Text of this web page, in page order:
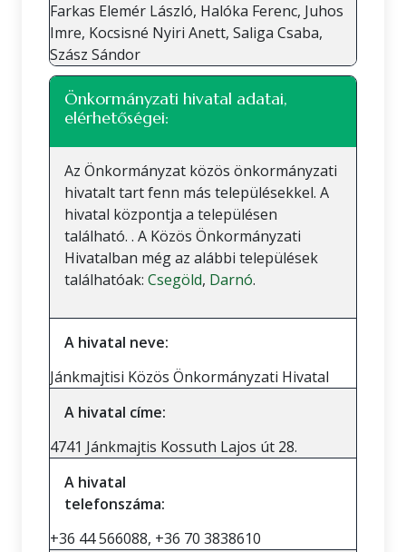
Farkas Elemér László, Halóka Ferenc, Juhos
Imre, Kocsisné Nyiri Anett, Saliga Csaba,
Szász Sándor
Önkormányzati hivatal adatai,
elérhetőségei:
Az Önkormányzat közös önkormányzati
hivatalt tart fenn más településekkel. A
hivatal központja a településen
található. . A Közös Önkormányzati
Hivatalban még az alábbi települések
találhatóak: Csegöld, Darnó.
A hivatal neve:
Jánkmajtisi Közös Önkormányzati Hivatal
A hivatal címe:
4741 Jánkmajtis Kossuth Lajos út 28.
A hivatal
telefonszáma:
+36 44 566088, +36 70 3838610